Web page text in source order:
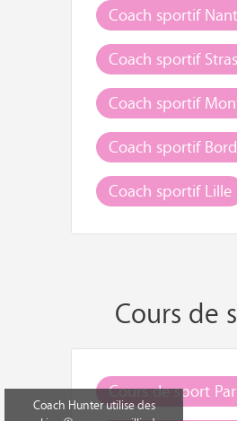
Coach sportif
Coach sportif
Coach sportif
Coach sportif
Coach sportif Lille
Cours de
Cours de sport
Coach Hunter utilise des